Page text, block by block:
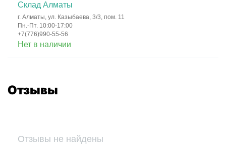
Склад Алматы
г. Алматы, ул. Казыбаева, 3/3, пом. 11
Пн.-Пт. 10:00-17:00
+7(776)990-55-56
Нет в наличии
Отзывы
Отзывы не найдены